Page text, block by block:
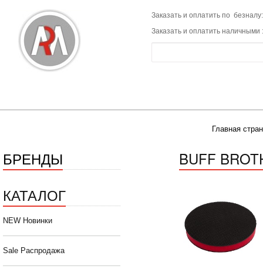
Заказать и оплатить по
Заказать и оплатить наличными
Главная
БРЕНДЫ
КАТАЛОГ
NEW Новинки
Sale Распродажа
BUFF